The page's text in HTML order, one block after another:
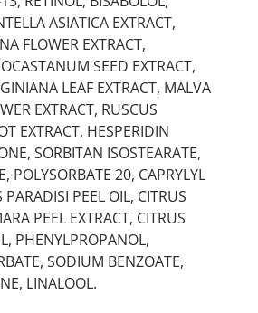
ASIATICA EXTRACT,
FLOWER EXTRACT,
SEED EXTRACT,
LEAF EXTRACT, MALVA
EXTRACT, RUSCUS
EXTRACT, HESPERIDIN
SORBITAN ISOSTEARATE,
POLYSORBATE 20, CAPRYLYL
PARADISI PEEL OIL, CITRUS
PEEL EXTRACT, CITRUS
PHENYLPROPANOL,
SODIUM BENZOATE,
LINALOOL.